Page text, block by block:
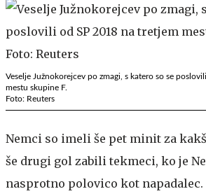
Veselje Južnokorejcev po zmagi, s katero so se
mestu skupine F.
Foto: Reuters
Nemci so imeli še pet minit za
še drugi gol zabili tekmeci, ko je
nasprotno polovico kot